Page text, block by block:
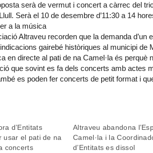
serà de vermut i concert a càrrec del
Serà el 10 de desembre d’11:30 a 14
a la música
Altraveu recorden que la demanda
gairebé històriques al municipi
en directe al pati de na Camel·la és perquè
que sovint es fa dels concerts amb actes
es poden fer concerts de petit format i
d’Entitats
usar el pati de na
concerts
Altraveu abandona
Camel·la i la
d’Entitats es dissol